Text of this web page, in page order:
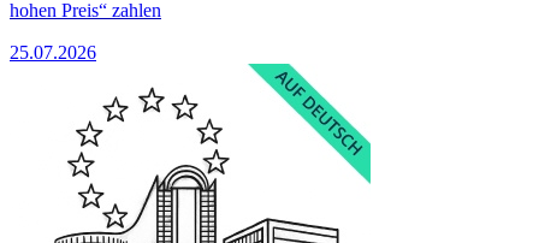
hohen Preis“ zahlen
25.07.2026